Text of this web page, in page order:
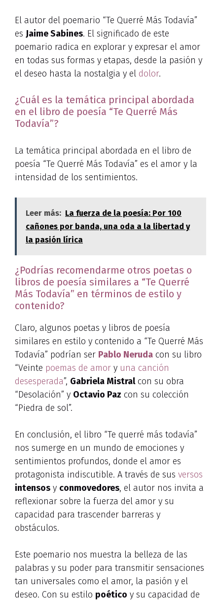
El autor del poemario “Te Querré Más Todavía”
es Jaime Sabines. El significado de este
poemario radica en explorar y expresar el amor
en todas sus formas y etapas, desde la pasión y
el deseo hasta la nostalgia y el dolor.
¿Cuál es la temática principal abordada
en el libro de poesía “Te Querré Más
Todavía”?
La temática principal abordada en el libro de
poesía “Te Querré Más Todavía” es el amor y la
intensidad de los sentimientos.
Leer más: La fuerza de la poesía: Por 100
cañones por banda, una oda a la libertad y
la pasión lírica
¿Podrías recomendarme otros poetas o
libros de poesía similares a “Te Querré
Más Todavía” en términos de estilo y
contenido?
Claro, algunos poetas y libros de poesía
similares en estilo y contenido a “Te Querré Más
Todavía” podrían ser Pablo Neruda con su libro
“Veinte poemas de amor y una canción
desesperada”, Gabriela Mistralcon su obra
“Desolación” y Octavio Paz con su colección
“Piedra de sol”.
En conclusión, el libro “Te querré más todavía”
nos sumerge en un mundo de emociones y
sentimientos profundos, donde el amor es
protagonista indiscutible. A través de sus versos
intensos y conmovedores, el autor nos invita a
reflexionar sobre la fuerza del amor y su
capacidad para trascender barreras y
obstáculos.
Este poemario nos muestra la belleza de las
palabras y su poder para transmitir sensaciones
tan universales como el amor, la pasión y el
deseo. Con su estilo poético y su capacidad de